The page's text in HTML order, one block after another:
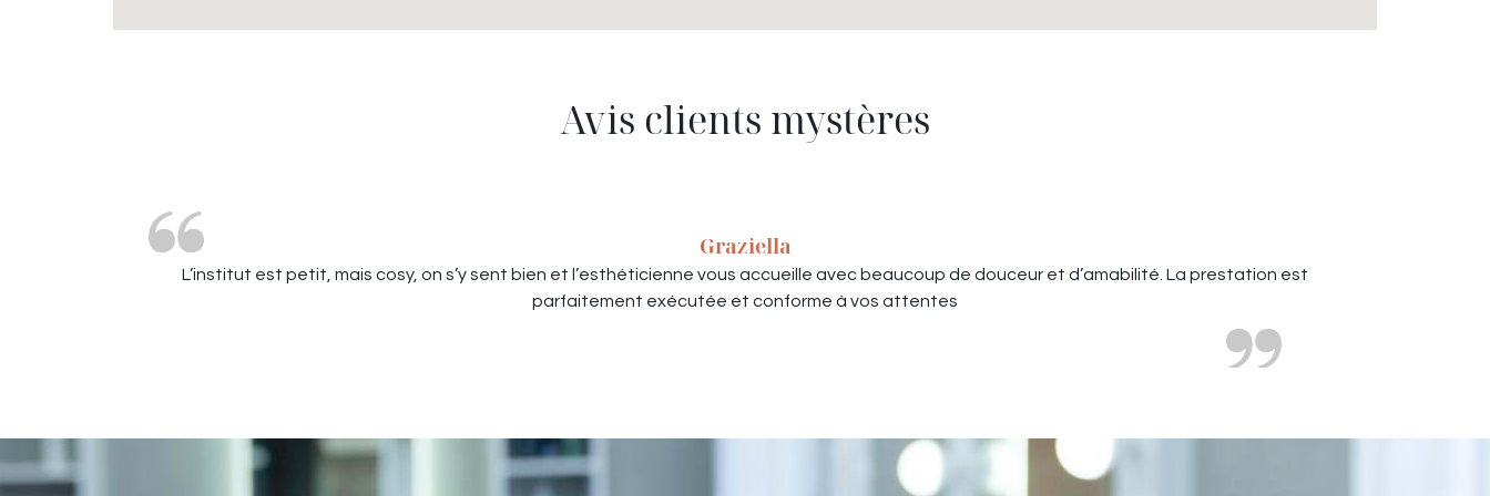
Avis clients mystères
Graziella
L’institut est petit, mais cosy, on s’y sent bien et l’esthéticienne vous accueille avec beaucoup de douceur et d’amabilité. La prestation est
parfaitement exécutée et conforme à vos attentes